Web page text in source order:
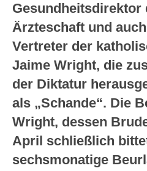
Gesundheitsdirektor
Ärzteschaft und
Vertreter der
Jaime Wright, die
der Diktatur
als „Schande“. Die
Wright, dessen
April schließlich
sechsmonatige